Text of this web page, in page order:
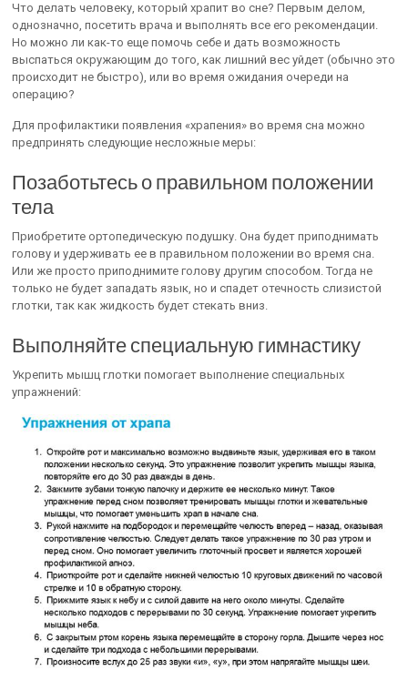
Что делать человеку, который храпит во сне? Первым делом,
однозначно, посетить врача и выполнять все его рекомендации.
Но можно ли как-то еще помочь себе и дать возможность
выспаться окружающим до того, как лишний вес уйдет (обычно это
происходит не быстро), или во время ожидания очереди на
операцию?
Для профилактики появления «храпения» во время сна можно
предпринять следующие несложные меры:
Позаботьтесь о правильном положении
тела
Приобретите ортопедическую подушку. Она будет приподнимать
голову и удерживать ее в правильном положении во время сна.
Или же просто приподнимите голову другим способом. Тогда не
только не будет западать язык, но и спадет отечность слизистой
глотки, так как жидкость будет стекать вниз.
Выполняйте специальную гимнастику
Укрепить мышц глотки помогает выполнение специальных
упражнений: